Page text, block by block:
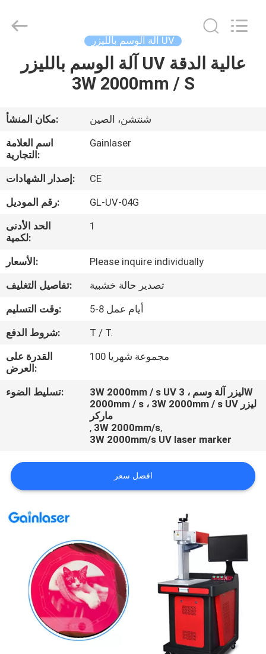
الصفحة
منتجات
معلومات
عنا
جولة
في
المعمل
مراقبة
الجودة
اتصل
بنا
المزود.
Copyright
lasermarkingmachine.com.
آلة الوسم بالليزر UV
آلة الوسم بالليزر UV عالية الدقة
3W 2000mm / S
مكان المنشأ:
شنتشن، الصين
اسم العلامة
التجارية:
Gainlaser
إصدار الشهادات:
CE
رقم الموديل:
GL-UV-04G
الحد الأدنى
لكمية:
1
الأسعار:
Please inquire individually
تفاصيل التغليف:
تصدير حالة خشبية
وقت التسليم:
5-8 أيام عمل
شروط الدفع:
T / T.
القدرة على
العرض:
100 مجموعة شهريا
تسليط الضوء:
3W 2000mm / s UV ليزر آلة وسم ، 3W
2000mm / s ، 3W 2000mm / s UV ليزر
ماركر
, 3W 2000mm/s,
3W 2000mm/s UV laser marker
افضل سعر